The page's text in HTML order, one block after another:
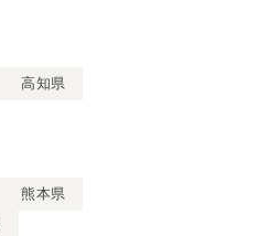
高知県
熊本県